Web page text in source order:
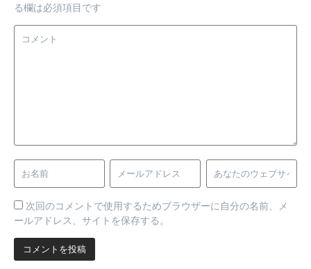
る欄は必須項目です
次回のコメントで使用するためブラウザーに自分の名前、メ
ールアドレス、サイトを保存する。